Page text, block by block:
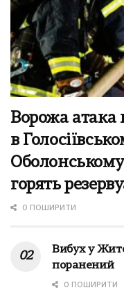
Ворожа атака
в
горять
0 ПОШИРИТИ
Вибух у
поранений
0 ПОШИРИТИ